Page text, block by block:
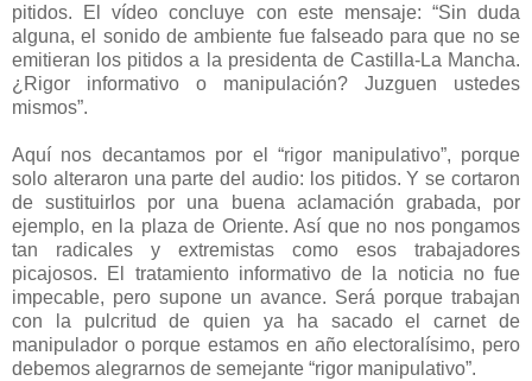
pitidos. El vídeo concluye con este mensaje: “Sin duda
alguna, el sonido de ambiente fue falseado para que no se
emitieran los pitidos a la presidenta de Castilla-La Mancha.
¿Rigor informativo o manipulación? Juzguen ustedes
mismos”.
Aquí nos decantamos por el “rigor manipulativo”, porque
solo alteraron una parte del audio: los pitidos. Y se cortaron
de sustituirlos por una buena aclamación grabada, por
ejemplo, en la plaza de Oriente. Así que no nos pongamos
tan radicales y extremistas como esos trabajadores
picajosos. El tratamiento informativo de la noticia no fue
impecable, pero supone un avance. Será porque trabajan
con la pulcritud de quien ya ha sacado el carnet de
manipulador o porque estamos en año electoralísimo, pero
debemos alegrarnos de semejante “rigor manipulativo”.